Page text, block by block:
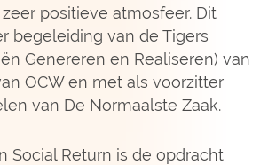
positieve atmosfeer. Dit
begeleiding van de Tigers
Genereren en Realiseren) van
OCW en met als voorzitter
van De Normaalste Zaak.
Social Return is de opdracht